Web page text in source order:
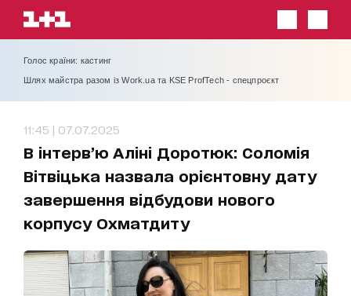
Голос країни: кастинг
Шлях майстра разом із Work.ua та KSE ProfTech - спецпроєкт
11:45 | 07.07.2025
В інтерв’ю Аліні Доротюк: Соломія
Вітвіцька назвала орієнтовну дату
завершення відбудови нового
корпусу Охматдиту